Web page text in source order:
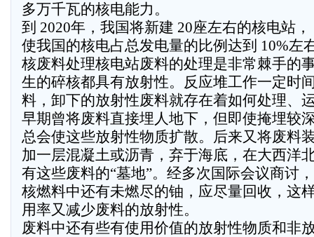
多万千瓦的核电能力。
到 2020年，我国将新建 20座左右的核电站，
使我国的核电占总发电量的比例达到 10%左
核废料处理核电站废料的处理是非常棘手的
生的碎核都具有放射性。反应堆工作一定时
料，卸下的放射性废料就存在着如何处理、
早期曾将废料直接埋人地下，但即使掩埋较
总会使这些放射性物质扩散。后来又将废料
加一层混凝土或沥青，弃于海底，在大西洋
有这些废料的“墓地”。经多次国际会议商讨
核燃料中还有未燃尽的铀，应尽量回收，这
用率又减少废料的放射性。
废料中还有些有使用价值的放射性物质和非